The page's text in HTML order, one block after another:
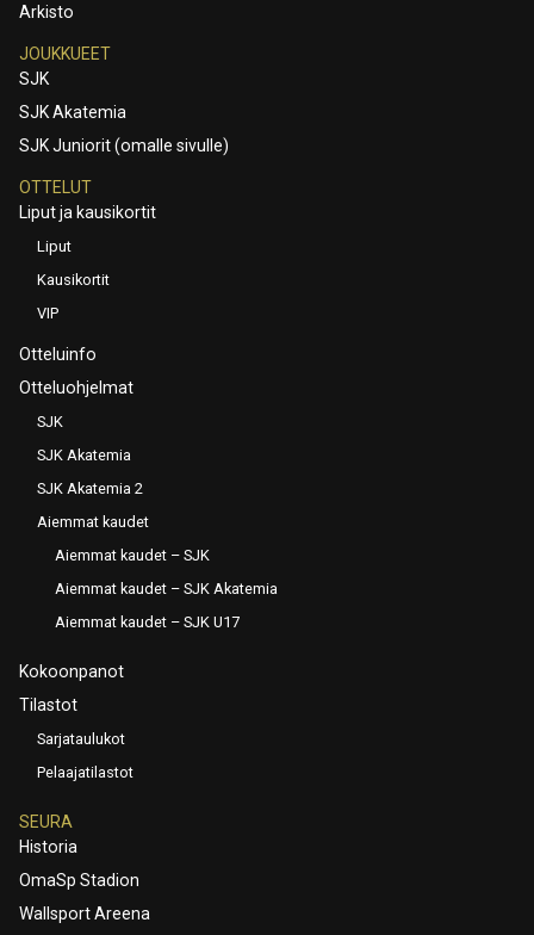
Arkisto
JOUKKUEET
SJK
SJK Akatemia
SJK Juniorit (omalle sivulle)
OTTELUT
Liput ja kausikortit
Liput
Kausikortit
VIP
Otteluinfo
Otteluohjelmat
SJK
SJK Akatemia
SJK Akatemia 2
Aiemmat kaudet
Aiemmat kaudet – SJK
Aiemmat kaudet – SJK Akatemia
Aiemmat kaudet – SJK U17
Kokoonpanot
Tilastot
Sarjataulukot
Pelaajatilastot
SEURA
Historia
OmaSp Stadion
Wallsport Areena